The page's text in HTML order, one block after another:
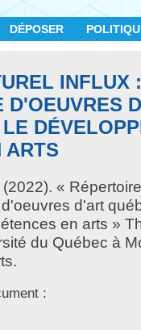
DÉPOSER
INFLUX
D'OEUVRES
ARTS
(2022). «
d'art
en arts »
du Québec à
: